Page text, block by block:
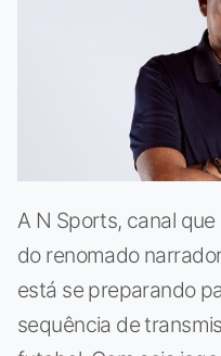
A N Sports, canal
do renomado
está se preparando
sequência de